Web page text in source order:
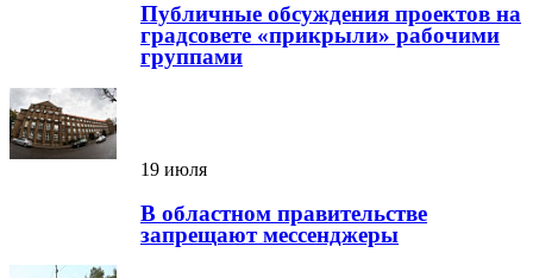
Публичные обсуждения проектов на
градсовете «прикрыли» рабочими
группами
19 июля
В областном правительстве
запрещают мессенджеры